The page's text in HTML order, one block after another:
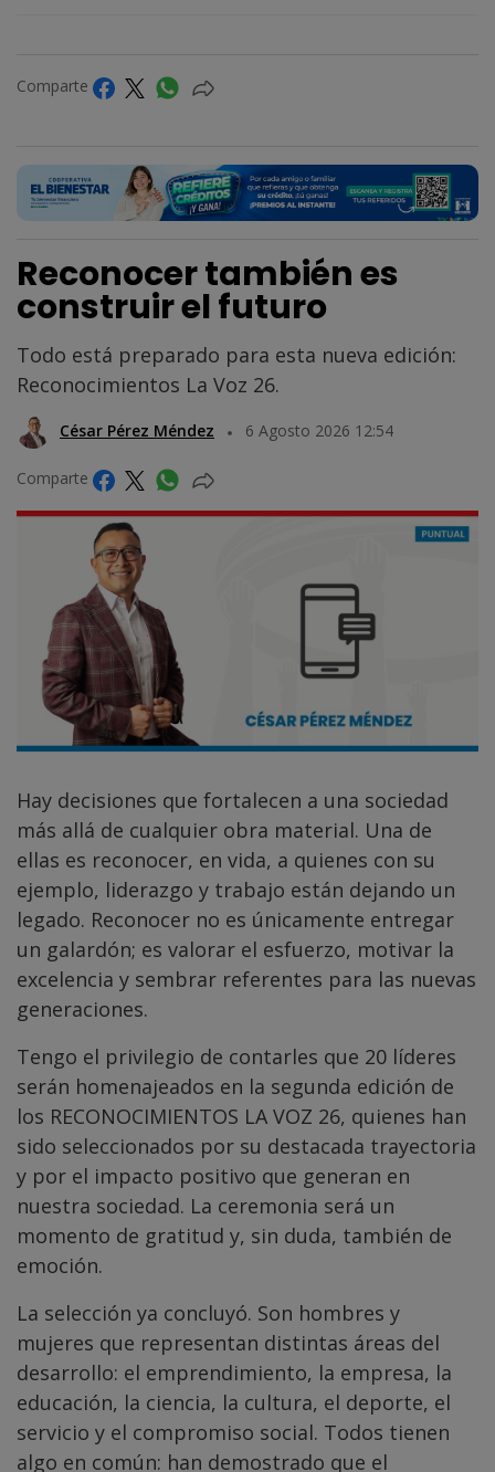
Comparte
Reconocer también es
construir el futuro
Todo está preparado para esta nueva edición:
Reconocimientos La Voz 26.
César Pérez Méndez 6 Agosto 2026 12:54
Comparte
Hay decisiones que fortalecen a una sociedad
más allá de cualquier obra material. Una de
ellas es reconocer, en vida, a quienes con su
ejemplo, liderazgo y trabajo están dejando un
legado. Reconocer no es únicamente entregar
un galardón; es valorar el esfuerzo, motivar la
excelencia y sembrar referentes para las nuevas
generaciones.
Tengo el privilegio de contarles que 20 líderes
serán homenajeados en la segunda edición de
los RECONOCIMIENTOS LA VOZ 26, quienes han
sido seleccionados por su destacada trayectoria
y por el impacto positivo que generan en
nuestra sociedad. La ceremonia será un
momento de gratitud y, sin duda, también de
emoción.
La selección ya concluyó. Son hombres y
mujeres que representan distintas áreas del
desarrollo: el emprendimiento, la empresa, la
educación, la ciencia, la cultura, el deporte, el
servicio y el compromiso social. Todos tienen
algo en común: han demostrado que el